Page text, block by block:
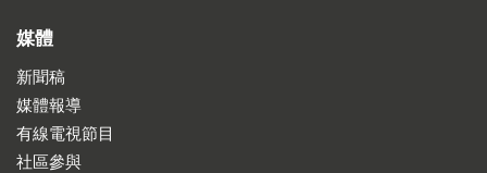
媒體
新聞稿
媒體報導
有線電視節目
社區參與